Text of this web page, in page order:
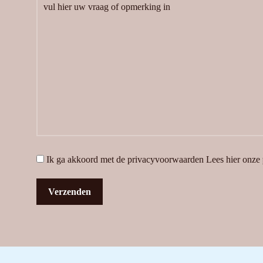
Ik ga akkoord met de privacyvoorwaarden Lees hier onze